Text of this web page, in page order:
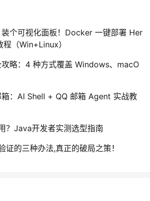
个可视化面板！Docker 一键部署 Her
（Win+Linux）
略：4 种方式覆盖 Windows、macO
：AI Shell + QQ 邮箱 Agent 实战教
？Java开发者实测选型指南
的三种办法,真正的破局之策！